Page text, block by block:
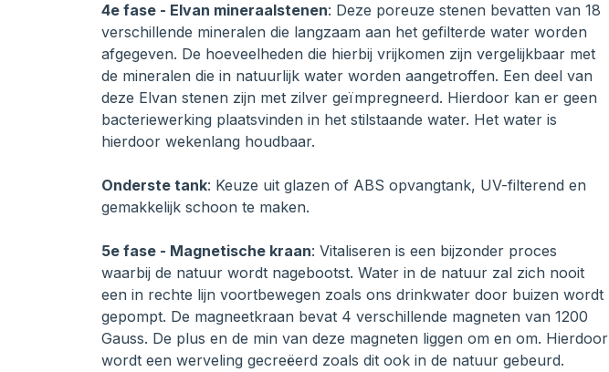
4e fase - Elvan mineraalstenen: Deze poreuze stenen bevatten van 18
verschillende mineralen die langzaam aan het gefilterde water worden
afgegeven. De hoeveelheden die hierbij vrijkomen zijn vergelijkbaar met
de mineralen die in natuurlijk water worden aangetroffen. Een deel van
deze Elvan stenen zijn met zilver geïmpregneerd. Hierdoor kan er geen
bacteriewerking plaatsvinden in het stilstaande water. Het water is
hierdoor wekenlang houdbaar.
Onderste tank: Keuze uit glazen of ABS opvangtank, UV-filterend en
gemakkelijk schoon te maken.
5e fase - Magnetische kraan: Vitaliseren is een bijzonder proces
waarbij de natuur wordt nagebootst. Water in de natuur zal zich nooit
een in rechte lijn voortbewegen zoals ons drinkwater door buizen wordt
gepompt. De magneetkraan bevat 4 verschillende magneten van 1200
Gauss. De plus en de min van deze magneten liggen om en om. Hierdoor
wordt een werveling gecreëerd zoals dit ook in de natuur gebeurd.